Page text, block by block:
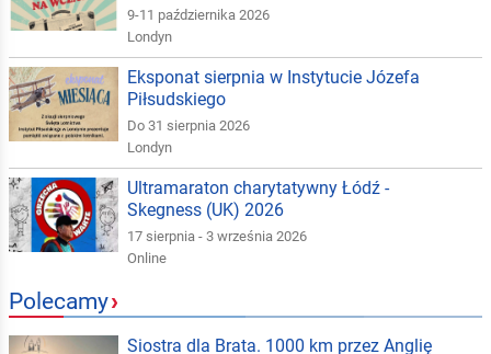
9-11 października 2026
Londyn
Eksponat sierpnia w Instytucie Józefa
Piłsudskiego
Do 31 sierpnia 2026
Londyn
Ultramaraton charytatywny Łódź -
Skegness (UK) 2026
17 sierpnia - 3 września 2026
Online
Polecamy›
Siostra dla Brata. 1000 km przez Anglię